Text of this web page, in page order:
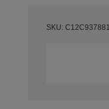
SKU: C12C937881